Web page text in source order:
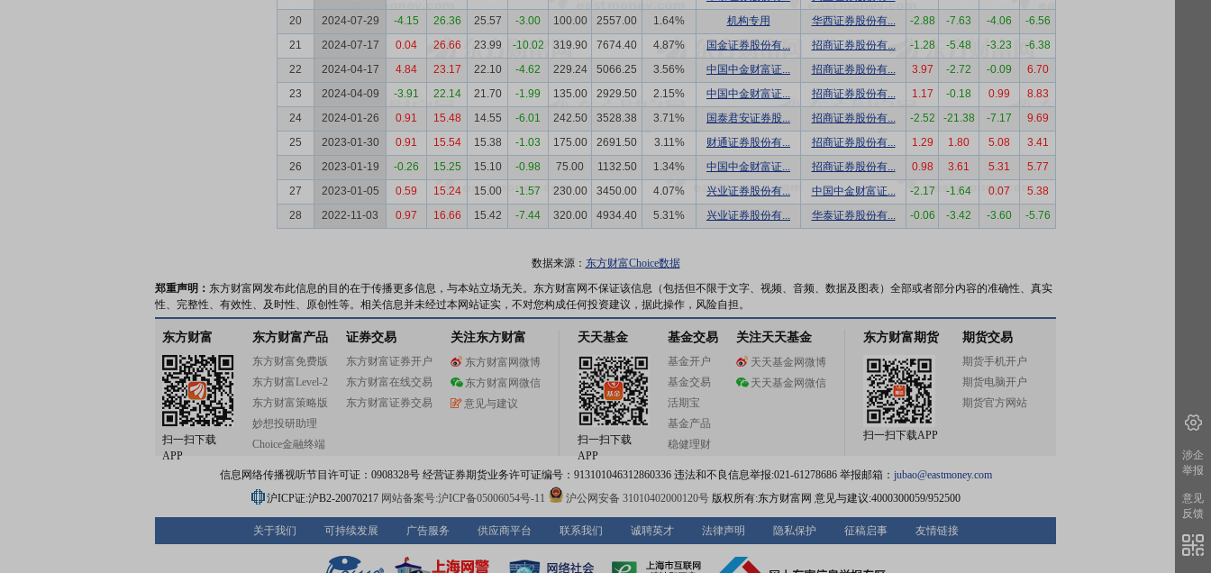
20
2024-07-29 -4.15 26.36 25.57 -3.00 100.00 2557.00 1.64% 机构专用 华西证券股份有... -2.88 -7.63 -4.06
-6.56
21
2024-07-17 0.04 26.66 23.99 -10.02 319.90 7674.40 4.87% 国金证券股份有... 招商证券股份有... -1.28 -5.48 -3.23
-6.38
22
2024-04-17 4.84 23.17 22.10 -4.62 229.24 5066.25 3.56% 中国中金财富证... 招商证券股份有... 3.97 -2.72 -0.09
6.70
23
2024-04-09 -3.91 22.14 21.70 -1.99 135.00 2929.50 2.15% 中国中金财富证... 招商证券股份有... 1.17 -0.18 0.99
8.83
24
2024-01-26 0.91 15.48 14.55 -6.01 242.50 3528.38 3.71% 国泰君安证券股... 招商证券股份有... -2.52 -21.38 -7.17
9.69
25
2023-01-30 0.91 15.54 15.38 -1.03 175.00 2691.50 3.11% 财通证券股份有... 招商证券股份有... 1.29 1.80 5.08
3.41
26
2023-01-19 -0.26 15.25 15.10 -0.98 75.00 1132.50 1.34% 中国中金财富证... 招商证券股份有... 0.98 3.61 5.31
5.77
27
2023-01-05 0.59 15.24 15.00 -1.57 230.00 3450.00 4.07% 兴业证券股份有... 中国中金财富证... -2.17 -1.64 0.07
5.38
28
2022-11-03 0.97 16.66 15.42 -7.44 320.00 4934.40 5.31% 兴业证券股份有... 华泰证券股份有... -0.06 -3.42 -3.60 -5.76
数据来源： 东方财富Choice数据
郑重声明： 东方财富网发布此信息的目的在于传播更多信息，与本站立场无关。东方财富网不保证该信息（包括但不限于文字、视频、音频、数据及图表）全部或者部分内容的准确性、真实
性、完整性、有效性、及时性、原创性等。相关信息并未经过本网站证实，不对您构成任何投资建议，据此操作，风险自担。
东方财富
扫一扫下载
APP
东方财富产品
东方财富免费版
东方财富Level-2
东方财富策略版
妙想投研助理
Choice金融终端
证券交易
东方财富证券开户
东方财富在线交易
东方财富证券交易
关注东方财富
东方财富网微博
东方财富网微信
意见与建议
天天基金
扫一扫下载
APP
基金交易
基金开户
基金交易
活期宝
基金产品
稳健理财
关注天天基金
天天基金网微博
天天基金网微信
东方财富期货
扫一扫下载APP
期货交易
期货手机开户
期货电脑开户
期货官方网站
信息网络传播视听节目许可证：0908328号 经营证券期货业务许可证编号：913101046312860336 违法和不良信息举报:021-61278686 举报邮箱： jubao@eastmoney.com
沪ICP证:沪B2-20070217 网站备案号:沪ICP备05006054号-11 沪公网安备 31010402000120号版权所有:东方财富网 意见与建议:4000300059/952500
关于我们 可持续发展 广告服务 供应商平台 联系我们 诚聘英才 法律声明 隐私保护 征稿启事 友情链接
涉企
举报
意见
反馈